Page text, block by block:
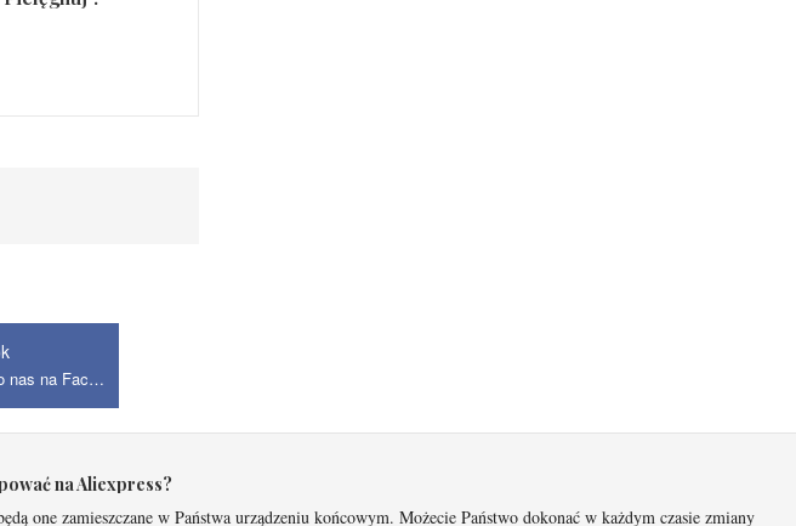
Dołącz do nas na Facebook
na Aliexpress?
one zamieszczane w Państwa urządzeniu końcowym. Możecie Państwo dokonać w każdym czasie zmiany